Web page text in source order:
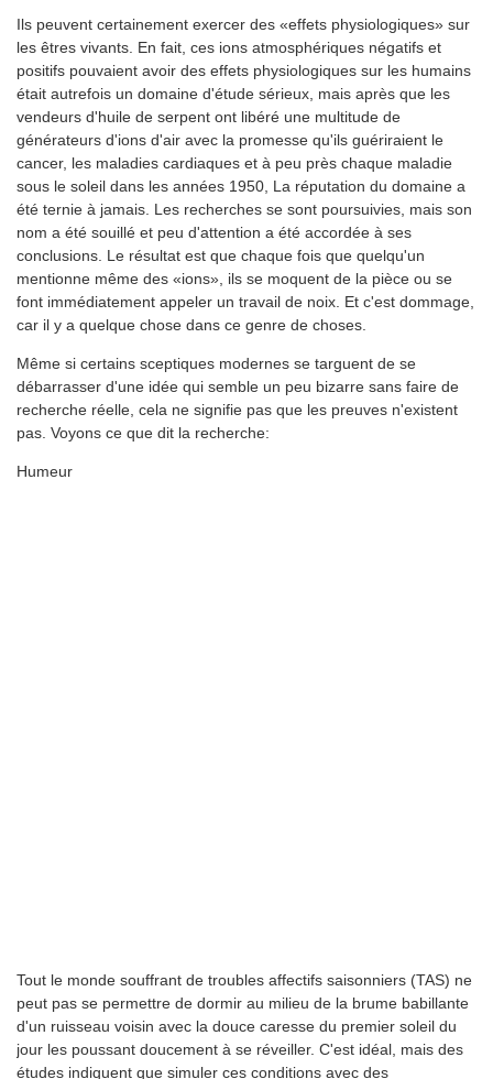
Ils peuvent certainement exercer des «effets physiologiques» sur
les êtres vivants. En fait, ces ions atmosphériques négatifs et
positifs pouvaient avoir des effets physiologiques sur les humains
était autrefois un domaine d'étude sérieux, mais après que les
vendeurs d'huile de serpent ont libéré une multitude de
générateurs d'ions d'air avec la promesse qu'ils guériraient le
cancer, les maladies cardiaques et à peu près chaque maladie
sous le soleil dans les années 1950, La réputation du domaine a
été ternie à jamais. Les recherches se sont poursuivies, mais son
nom a été souillé et peu d'attention a été accordée à ses
conclusions. Le résultat est que chaque fois que quelqu'un
mentionne même des «ions», ils se moquent de la pièce ou se
font immédiatement appeler un travail de noix. Et c'est dommage,
car il y a quelque chose dans ce genre de choses.
Même si certains sceptiques modernes se targuent de se
débarrasser d'une idée qui semble un peu bizarre sans faire de
recherche réelle, cela ne signifie pas que les preuves n'existent
pas. Voyons ce que dit la recherche:
Humeur
Tout le monde souffrant de troubles affectifs saisonniers (TAS) ne
peut pas se permettre de dormir au milieu de la brume babillante
d'un ruisseau voisin avec la douce caresse du premier soleil du
jour les poussant doucement à se réveiller. C'est idéal, mais des
études indiquent que simuler ces conditions avec des